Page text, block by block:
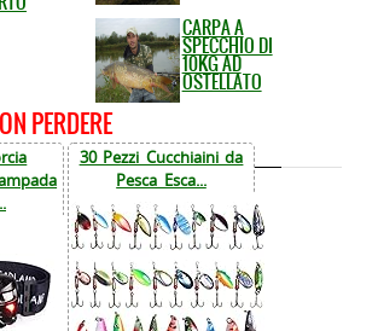
CARPA A
SPECCHIO DI
10KG AD
OSTELLATO
PERDERE
30 Pezzi Cucchiaini da
Pesca Esca...